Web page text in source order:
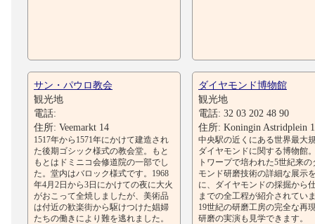
サン・パウロ教会
観光地
電話:
住所: Veemarkt 14
1517年から1571年にかけて建造され
た後期ゴシック様式の教会堂。もと
もとはドミニコ会修道院の一部でし
た。堂内はバロック様式です。1968
年4月2日から3日にかけての夜に大火
がおこって全焼しましたが、美術品
は付近の歓楽街から駆けつけた娼婦
たちの働きにより難を逃れました。
ダイヤモンド博物館
観光地
電話: 32 03 202 48 90
住所: Koningin Astridplein
中央駅の近くにある世界最大
ダイヤモンドに関する博物館
トワープで培われた5世紀来の
モンド研磨技術の詳細な展示
に、ダイヤモンドの採掘から
までの全工程が紹介されてい
19世紀の研磨工房の完全な再
研磨の実演も見学できます。